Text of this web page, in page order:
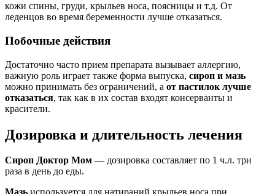
кожи спины, груди, крыльев носа, поясницы и т.д. От
леденцов во время беременности лучше отказаться.
Побочные действия
Достаточно часто прием препарата вызывает аллергию,
важную роль играет также форма выпуска, сироп и мазь
можно принимать без ограничений, а от пастилок лучше
отказаться, так как в их состав входят консерванты и
красители.
Дозировка и длительность лечения
Сироп Доктор Мом — дозировка составляет по 1 ч.л. три
раза в день до еды.